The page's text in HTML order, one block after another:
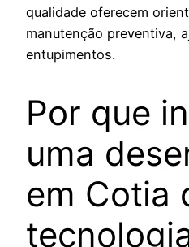
qualidade oferecem
manutenção preventiva,
entupimentos.
Por que
uma
em Cotia